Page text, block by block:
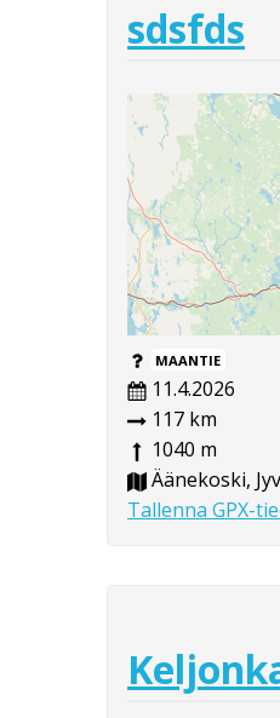
sdsfds
MAANTIE
11.4.2026
117 km
1040 m
Äänekoski,
Tallenna GPX-